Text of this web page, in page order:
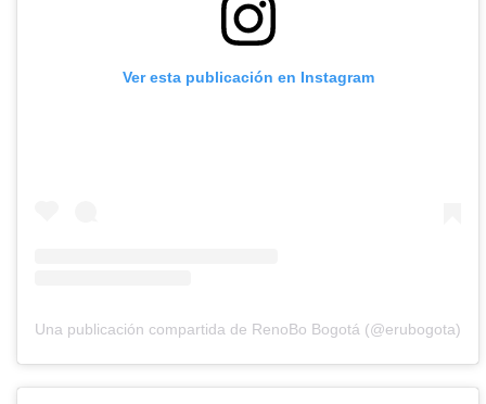
Ver esta publicación en Instagram
Una publicación compartida de RenoBo Bogotá (@erubogota)